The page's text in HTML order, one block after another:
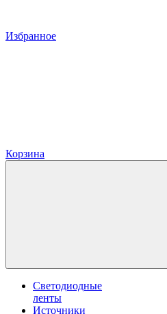
Избранное
Корзина
Светодиодные
ленты
Источники